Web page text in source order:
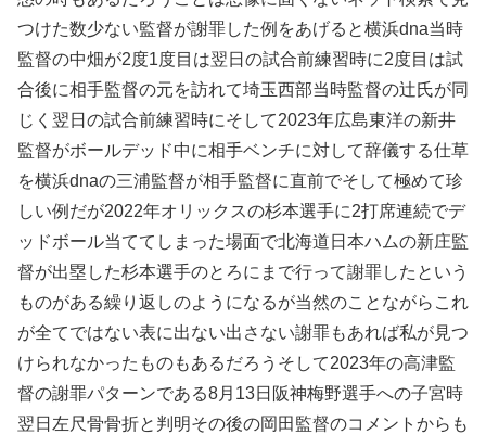
つけた数少ない監督が謝罪した例をあげると横浜dna当時
監督の中畑が2度1度目は翌日の試合前練習時に2度目は試
合後に相手監督の元を訪れて埼玉西部当時監督の辻氏が同
じく翌日の試合前練習時にそして2023年広島東洋の新井
監督がボールデッド中に相手ベンチに対して辞儀する仕草
を横浜dnaの三浦監督が相手監督に直前でそして極めて珍
しい例だが2022年オリックスの杉本選手に2打席連続でデ
ッドボール当ててしまった場面で北海道日本ハムの新庄監
督が出塁した杉本選手のとろにまで行って謝罪したという
ものがある繰り返しのようになるが当然のことながらこれ
が全てではない表に出ない出さない謝罪もあれば私が見つ
けられなかったものもあるだろうそして2023年の高津監
督の謝罪パターンである8月13日阪神梅野選手への子宮時
翌日左尺骨骨折と判明その後の岡田監督のコメントからも